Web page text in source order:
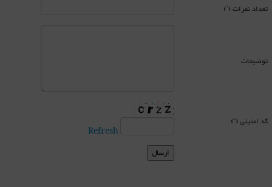
تعداد نفرات (*)
توضیحات
کد امنیتی (*)
Refresh